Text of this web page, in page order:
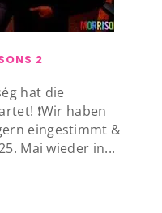
2
hat die
❗️Wir haben
eingestimmt &
Mai wieder in...